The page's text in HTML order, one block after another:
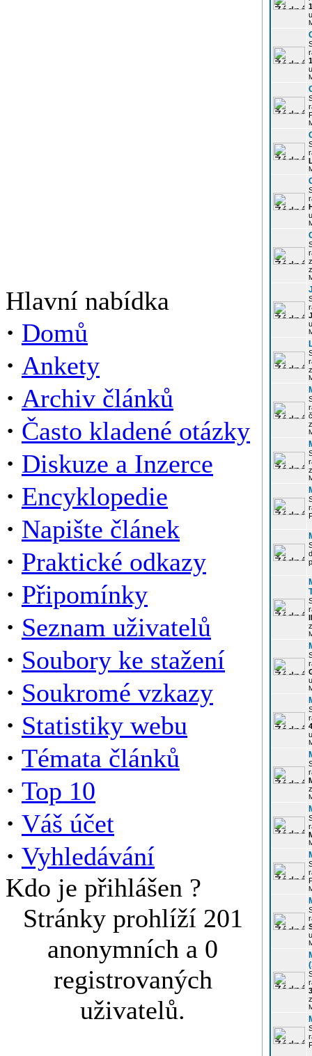
Hlavní nabídka
· Domů
· Ankety
· Archiv článků
· Často kladené otázky
· Diskuze a Inzerce
· Encyklopedie
· Napište článek
· Praktické odkazy
· Připomínky
· Seznam uživatelů
· Soubory ke stažení
· Soukromé vzkazy
· Statistiky webu
· Témata článků
· Top 10
· Váš účet
· Vyhledávání
Kdo je přihlášen ?
Stránky prohlíží 201
anonymních a 0
registrovaných
uživatelů.